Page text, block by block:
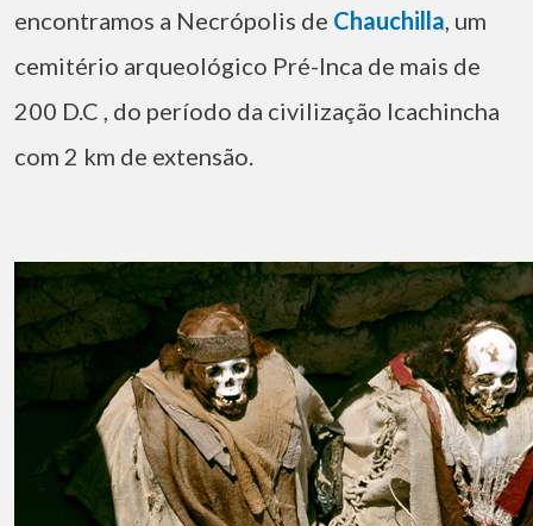
encontramos a Necrópolis de Chauchilla, um
cemitério arqueológico Pré-Inca de mais de
200 D.C , do período da civilização Icachincha
com 2 km de extensão.